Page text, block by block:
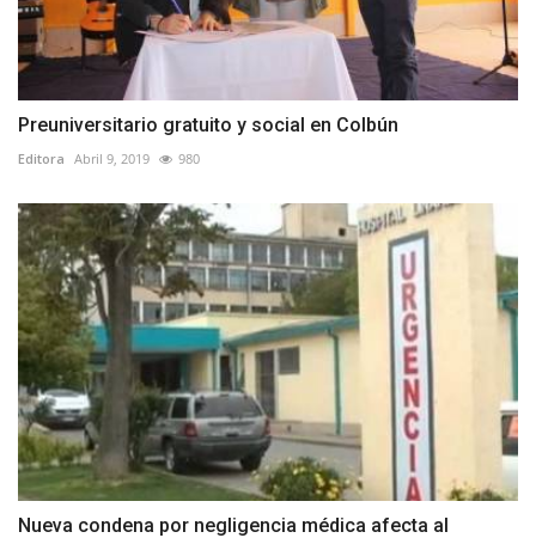
Preuniversitario gratuito y social en Colbún
Editora Abril 9, 2019 980
Nueva condena por negligencia médica afecta al